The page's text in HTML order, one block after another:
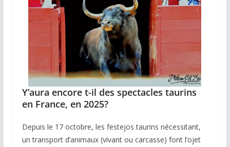
Y’aura encore t-il des spectacles taurins
en France, en 2025?
Depuis le 17 octobre, les festejos taurins nécessitant,
un transport d’animaux (vivant ou carcasse) font l’ojet